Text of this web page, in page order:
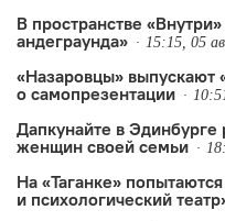
В пространстве
андеграунда»
15:15, 05
«Назаровцы» выпускают
о самопрезентации
Дапкунайте в Эдинбурге
женщин своей семьи
На «Таганке»
и психологический